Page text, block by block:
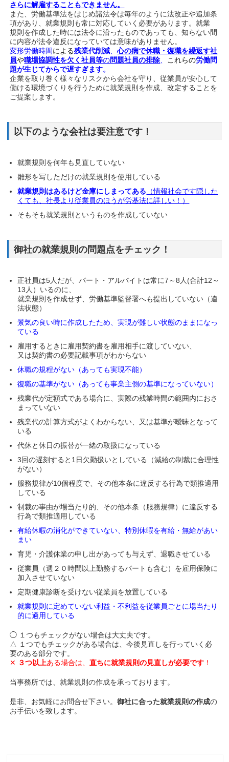
さらに解雇することもできません。
また、労働基準法をはじめ諸法令は毎年のように法改正や追加条
項があり、就業規則も常に対応していく必要があります。就業
規則を作成した時には法令に沿ったものであっても、知らない間
に内容が法令違反になっていては意味がありません。
変形労働時間による残業代削減 、心の病で休職・復職を繰返す社
員や職場協調性を欠く社員等の問題社員の排除 これらの労働問
題が生じてからで遅すぎます。
企業を取り巻く様々なリスクから会社を守り、従業員が安心して
働ける環境づくりを行うために就業規則を作成、改定することを
ご提案します。
以下のような会社は要注意です！
就業規則を何年も見直していない
雛形を写しただけの就業規則を使用している
就業規則はあるけど金庫にしまってある （情報社会です隠した
くても、社長より従業員のほうが労基法に詳しい！）
そもそも就業規則というものを作成していない
御社の就業規則の問題点をチェック！
正社員は5人だが、パート・アルバイトは常に7～8人(合計12～
13人）いるのに、
就業規則を作成せず、労働基準監督署へも提出していない（違
法状態）
景気の良い時に作成したため、実現が難しい状態のままになっ
ている
雇用するときに雇用契約書を雇用相手に渡していない、
又は契約書の必要記載事項がわからない
休職の規程がない（あっても実現不能）
復職の基準がない（あっても事業主側の基準になっていない）
残業代が定額式である場合に、実際の残業時間の範囲内におさ
まっていない
残業代の計算方式がよくわからない、又は基準が曖昧となって
いる
代休と休日の振替が一緒の取扱になっている
3回の遅刻すると1日欠勤扱いとしている（減給の制裁に合理性
がない）
服務規律が10個程度で、その他本条に違反する行為で類推適用
している
制裁の事由が場当たり的、その他本条（服務規律）に違反する
行為で類推適用している
有給休暇の消化ができていない、特別休暇を有給・無給があい
まい
育児・介護休業の申し出があっても与えず、退職させている
従業員（週２０時間以上勤務するパートも含む）を雇用保険に
加入させていない
定期健康診断を受けない従業員を放置している
就業規則に定めていない利益・不利益を従業員ごとに場当たり
的に適用している
◯ １つもチェックがない場合は大丈夫です。
△ １つでもチェックがある場合は、今後見直しを行っていく必
要のある部分です。
✕ ３つ以上ある場合は、直ちに就業規則の見直しが必要です ！
当事務所では、就業規則の作成を承っております。
是非、お気軽にお問合せ下さい。御社に合った就業規則の作成の
お手伝いを致します。